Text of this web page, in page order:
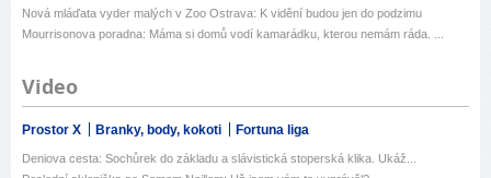
Nová mláďata vyder malých v Zoo Ostrava: K vidění budou jen do podzimu
Mourrisonova poradna: Máma si domů vodí kamarádku, kterou nemám ráda. ...
Video
Prostor X Branky, body, kokoti Fortuna liga
Deniova cesta: Sochůrek do základu a slávistická stoperská klika. Ukáž...